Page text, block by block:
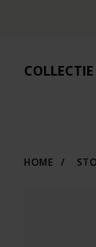
COLLECTIE
HOME /